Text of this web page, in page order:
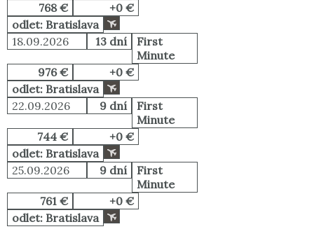
768 €
+0 €
odlet: Bratislava
18.09.2026
13 dní
First
Minute
976 €
+0 €
odlet: Bratislava
22.09.2026
9 dní
First
Minute
744 €
+0 €
odlet: Bratislava
25.09.2026
9 dní
First
Minute
761 €
+0 €
odlet: Bratislava